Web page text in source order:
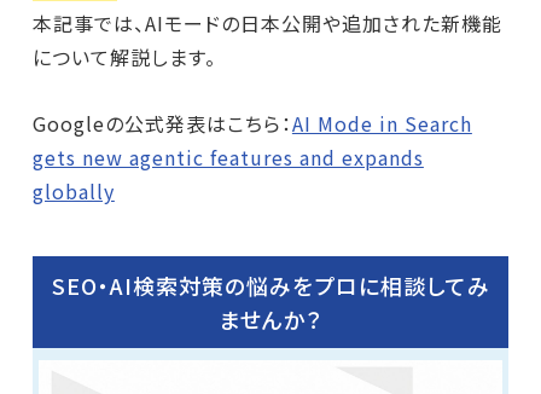
本記事では、AIモードの日本公開や追加された新機能
について解説します。
Googleの公式発表はこちら：AI Mode in Search
gets new agentic features and expands
globally
SEO・AI検索対策の悩みをプロに相談してみ
ませんか？